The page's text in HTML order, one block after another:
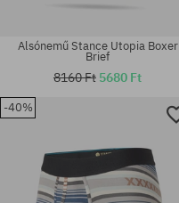
Elérhető méretek:
Alsónemű Stance Utopia Boxer
Brief
8160 Ft 5680 Ft
-40%